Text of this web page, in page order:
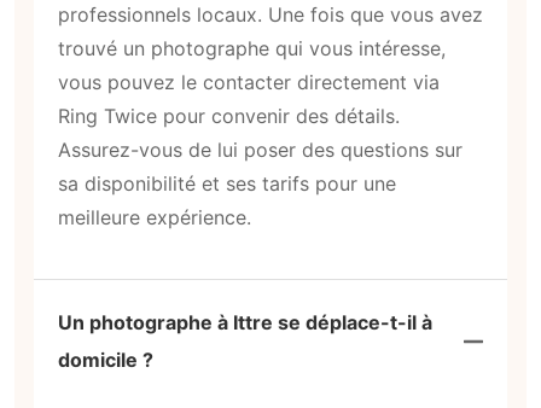
professionnels locaux. Une fois que vous avez
trouvé un photographe qui vous intéresse,
vous pouvez le contacter directement via
Ring Twice pour convenir des détails.
Assurez-vous de lui poser des questions sur
sa disponibilité et ses tarifs pour une
meilleure expérience.
Un photographe à Ittre se déplace-t-il à
domicile ?